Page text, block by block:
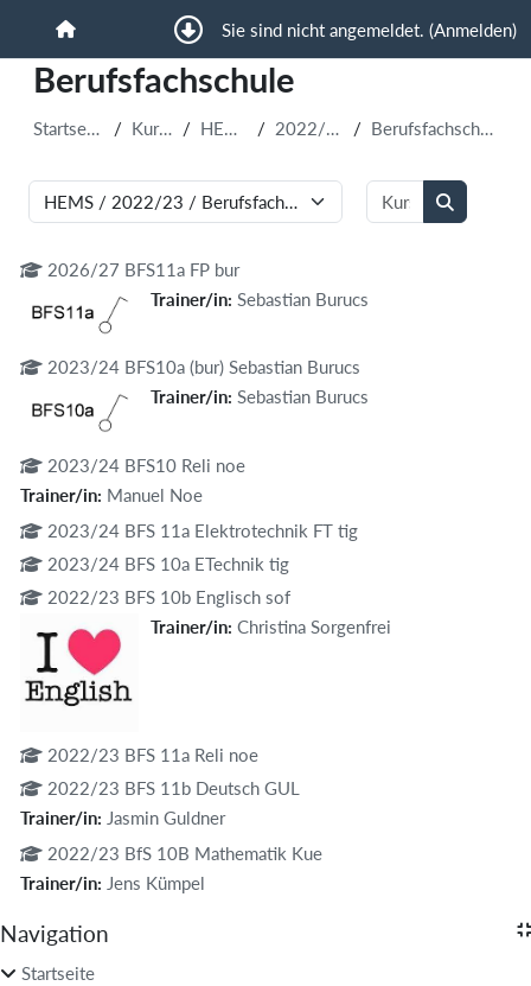
Startseite Sie sind nicht angemeldet. (Anmelden)
Berufsfachschule
Startseite Kurse HEMS 2022/23 Berufsfachschule
Kursbereiche
Kurse suchen
Kurse
2026/27 BFS11a FP bur
Trainer/in: Sebastian Burucs
2023/24 BFS10a (bur) Sebastian Burucs
Trainer/in: Sebastian Burucs
2023/24 BFS10 Reli noe
Trainer/in: Manuel Noe
2023/24 BFS 11a Elektrotechnik FT tig
2023/24 BFS 10a ETechnik tig
2022/23 BFS 10b Englisch sof
Trainer/in: Christina Sorgenfrei
2022/23 BFS 11a Reli noe
2022/23 BFS 11b Deutsch GUL
Trainer/in: Jasmin Guldner
2022/23 BfS 10B Mathematik Kue
Trainer/in: Jens Kümpel
Blöcke
Navigation überspringen
Navigation
Startseite